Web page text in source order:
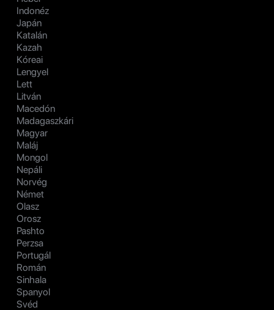
Indonéz
Japán
Katalán
Kazah
Kóreai
Lengyel
Lett
Litván
Macedón
Madagaszkári
Magyar
Maláj
Mongol
Nepáli
Norvég
Német
Olasz
Orosz
Pashto
Perzsa
Portugál
Román
Sinhala
Spanyol
Svéd